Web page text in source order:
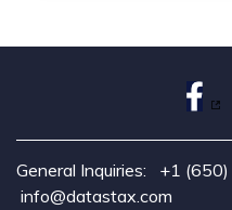
General Inquiries: +1
info@datastax.com